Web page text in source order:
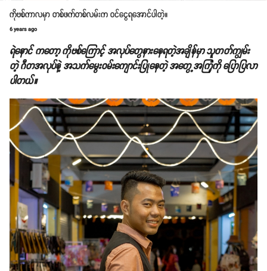
ကိုဗစ်ကာလမှာ တစ်ဖက်တစ်လမ်းက ဝင်ငွေရအောင်ပါတဲ့။
6 years ago
ရဲနောင် ကတော့ ကိုဗစ်ကြောင့် အလုပ်တွေနားနေရတဲ့အချိန်မှာ သူတတ်ကျွမ်း
တဲ့ ဂီတအလုပ်နဲ့ အသက်မွေးဝမ်းကျောင်းပြုနေတဲ့ အတွေ့အကြုံကို ပြောပြလာ
ပါတယ်။